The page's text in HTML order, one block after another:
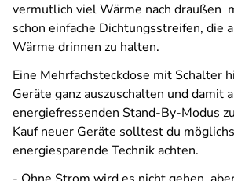
vermutlich viel Wärme nach draußen 
schon einfache Dichtungsstreifen, die
Wärme drinnen zu halten.
Eine Mehrfachsteckdose mit Schalter
Geräte ganz auszuschalten und damit
energiefressenden Stand-By-Modus
Kauf neuer Geräte solltest du
energiesparende Technik achten.